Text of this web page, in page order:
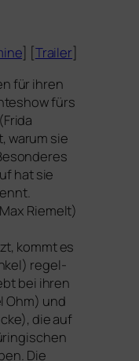
] [Trailer]
für ihren
fürs
war­um sie
hat sie
Riemelt)
kommt es
regel­
bei ihren
Ohm) und
die auf
Die